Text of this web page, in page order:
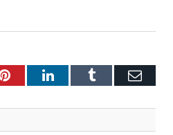
PinterestLinkedInTumblr